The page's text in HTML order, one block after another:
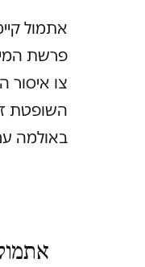
אתמול
פרשת
צו
השופטת
באולמה